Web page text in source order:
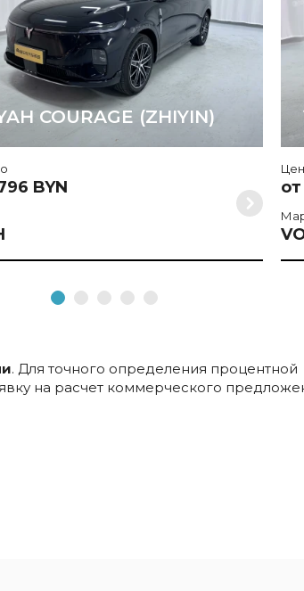
COURAGE (ZHIYIN)
BYN
. Для точного определения процентной
на расчет коммерческого